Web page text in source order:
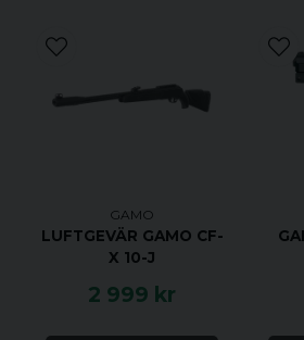
GAMO
LUFTGEVÄR GAMO CF-
X 10-J
2 999 kr
Magasin: Enkelskott